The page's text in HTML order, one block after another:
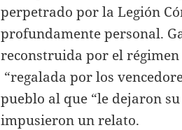
perpetrado por la Legión
profundamente personal.
reconstruida por el
“regalada por los
pueblo al que “le dejaron
impusieron un relato.